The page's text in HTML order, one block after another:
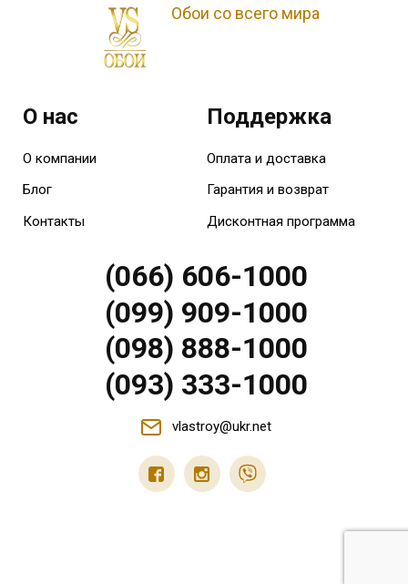
Обои со всего мира
О нас
О компании
Блог
Контакты
Поддержка
Оплата и доставка
Гарантия и возврат
Дисконтная программа
(066) 606-1000
(099) 909-1000
(098) 888-1000
(093) 333-1000
vlastroy@ukr.net